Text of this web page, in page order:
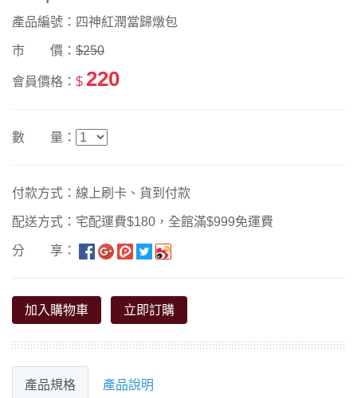
產品編號：四神紅潤當歸燉包
市 價： $250
會員價格： $ 220
數 量：
付款方式：線上刷卡、貨到付款
配送方式：宅配運費$180，全館滿$999免運費
分 享：
加入購物車 立即訂購
產品規格 產品說明